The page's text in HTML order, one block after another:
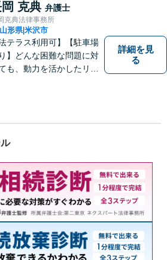
克典 弁護士
克典法律事務所
山形県|米沢市
法テラス利用可】【駐車場
】どんな困難な問題に対
も、動力を活かしたリー
う努力することで早期解
談ください。
詳細を見
る